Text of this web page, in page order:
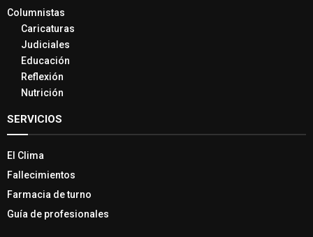
Columnistas
Caricaturas
Judiciales
Educación
Reflexión
Nutrición
SERVICIOS
El Clima
Fallecimientos
Farmacia de turno
Guía de profesionales